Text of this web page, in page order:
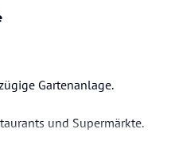
Gartenanlage.
und Supermärkte.